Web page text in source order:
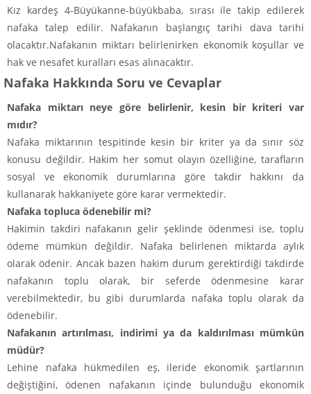
Kız kardeş 4-Büyükanne-büyükbaba, sırası ile takip edilerek
nafaka talep edilir. Nafakanın başlangıç tarihi dava tarihi
olacaktır.Nafakanın miktarı belirlenirken ekonomik koşullar ve
hak ve nesafet kuralları esas alınacaktır.
Nafaka Hakkında Soru ve Cevaplar
Nafaka miktarı neye göre belirlenir, kesin bir kriteri var
mıdır?
Nafaka miktarının tespitinde kesin bir kriter ya da sınır söz
konusu değildir. Hakim her somut olayın özelliğine, tarafların
sosyal ve ekonomik durumlarına göre takdir hakkını da
kullanarak hakkaniyete göre karar vermektedir.
Nafaka topluca ödenebilir mi?
Hakimin takdiri nafakanın gelir şeklinde ödenmesi ise, toplu
ödeme mümkün değildir. Nafaka belirlenen miktarda aylık
olarak ödenir. Ancak bazen hakim durum gerektirdiği takdirde
nafakanın toplu olarak, bir seferde ödenmesine karar
verebilmektedir, bu gibi durumlarda nafaka toplu olarak da
ödenebilir.
Nafakanın artırılması, indirimi ya da kaldırılması mümkün
müdür?
Lehine nafaka hükmedilen eş, ileride ekonomik şartlarının
değiştiğini, ödenen nafakanın içinde bulunduğu ekonomik